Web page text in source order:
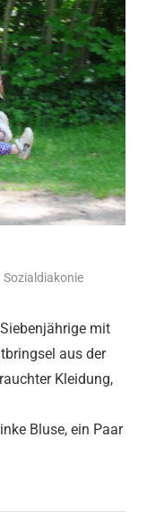
Sozialdiakonie
mit
aus der
Kleidung,
Bluse, ein Paar